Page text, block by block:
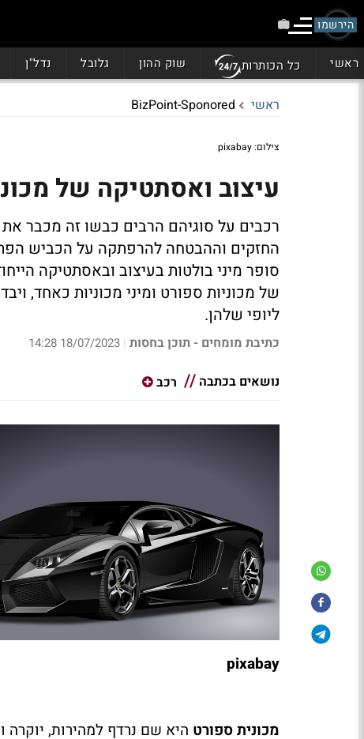
הירשמו
ראשי כל הכותרות שוק ההון גלובל נדל"ן
ראשי BizPoint-Sponored
צילום: pixabay
עיצוב ואסתטיקה של
רכבים על סוגיהם הרבים כבשו זה מכבר
החזקים וההבטחה להרפתקה על הכביש
סופר מיני בולטות בעיצוב ובאסתטיקה
של מכוניות ספורט ומיני מכוניות כאחד,
ליופי שלהן.
כתיבת מומחים - תוכן בחסות |
18/07/2023 14:28
נושאים בכתבה רכב
pixabay
מכונית ספורט היא שם נרדף למהירות, יוקרה